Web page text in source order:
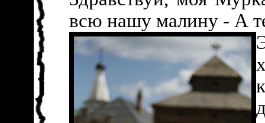
всю нашу малину - А